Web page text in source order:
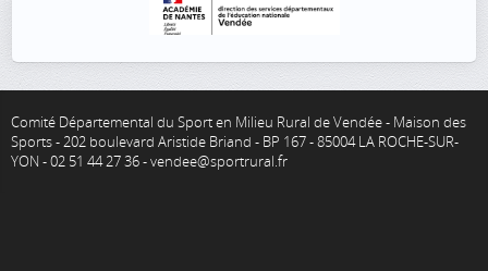
Comité Départemental du Sport en Milieu Rural de Vendée - Maison des
Sports - 202 boulevard Aristide Briand - BP 167 - 85004 LA ROCHE-SUR-
YON - 02 51 44 27 36 - vendee@sportrural.fr